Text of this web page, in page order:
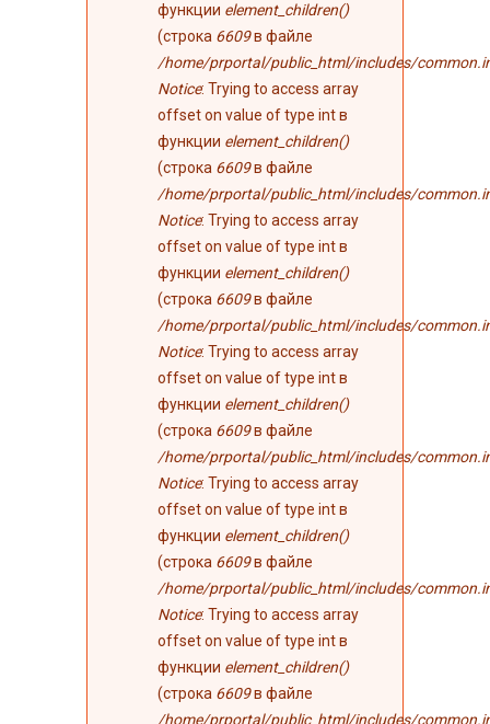
функции element_children()
(строка 6609в файле
/home/prportal/public_html/includes/
Notice: Trying to access array
offset on value of type int в
функции element_children()
(строка 6609в файле
/home/prportal/public_html/includes/
Notice: Trying to access array
offset on value of type int в
функции element_children()
(строка 6609в файле
/home/prportal/public_html/includes/
Notice: Trying to access array
offset on value of type int в
функции element_children()
(строка 6609в файле
/home/prportal/public_html/includes/
Notice: Trying to access array
offset on value of type int в
функции element_children()
(строка 6609в файле
/home/prportal/public_html/includes/
Notice: Trying to access array
offset on value of type int в
функции element_children()
(строка 6609в файле
/home/prportal/public_html/includes/